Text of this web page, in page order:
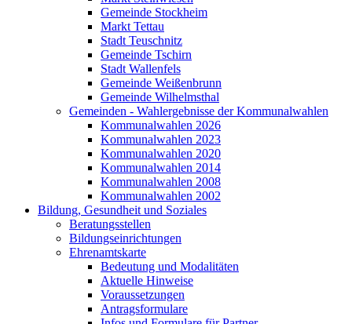
Gemeinde Stockheim
Markt Tettau
Stadt Teuschnitz
Gemeinde Tschirn
Stadt Wallenfels
Gemeinde Weißenbrunn
Gemeinde Wilhelmsthal
Gemeinden - Wahlergebnisse der Kommunalwahlen
Kommunalwahlen 2026
Kommunalwahlen 2023
Kommunalwahlen 2020
Kommunalwahlen 2014
Kommunalwahlen 2008
Kommunalwahlen 2002
Bildung, Gesundheit und Soziales
Beratungsstellen
Bildungseinrichtungen
Ehrenamtskarte
Bedeutung und Modalitäten
Aktuelle Hinweise
Voraussetzungen
Antragsformulare